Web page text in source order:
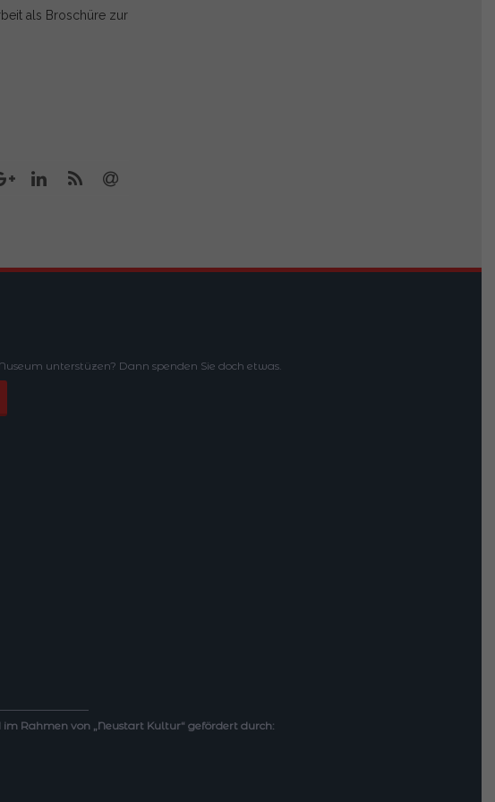
als Broschüre zur
unterstüzen? Dann spenden Sie doch etwas.
Rahmen von „Neustart Kultur“ gefördert durch: